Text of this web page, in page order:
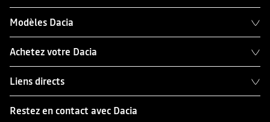
Modèles Dacia
Achetez votre Dacia
Liens directs
Restez en contact avec Dacia